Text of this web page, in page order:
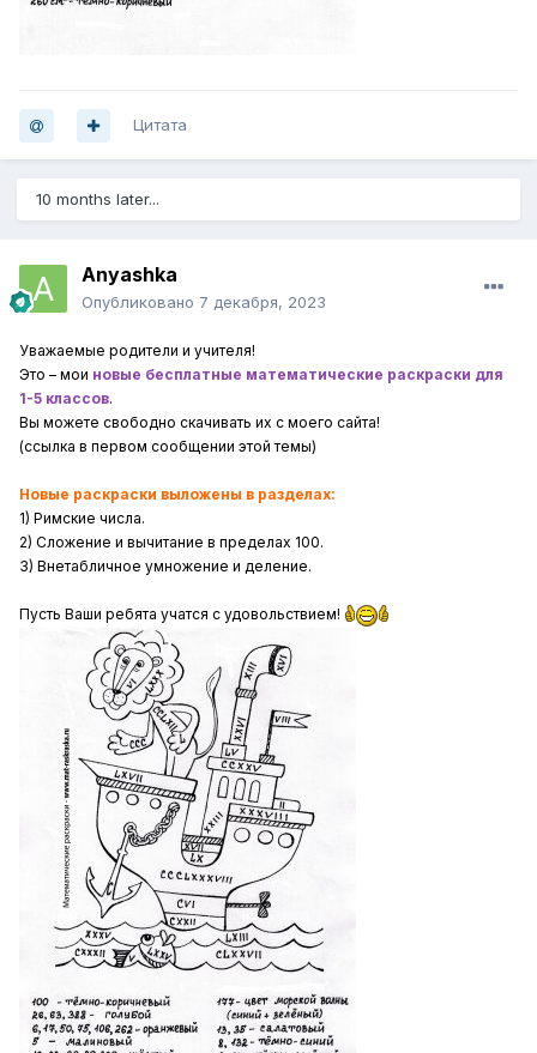
Цитата
10 months later...
Anyashka
Опубликовано 7 декабря, 2023
Уважаемые родители и учителя!
Это – мои новые бесплатные математические раскраски для
1-5 классов.
Вы можете свободно скачивать их с моего сайта!
(ссылка в первом сообщении этой темы)
Новые раскраски выложены в разделах:
1) Римские числа.
2) Сложение и вычитание в пределах 100.
3) Внетабличное умножение и деление.
Пусть Ваши ребята учатся с удовольствием!